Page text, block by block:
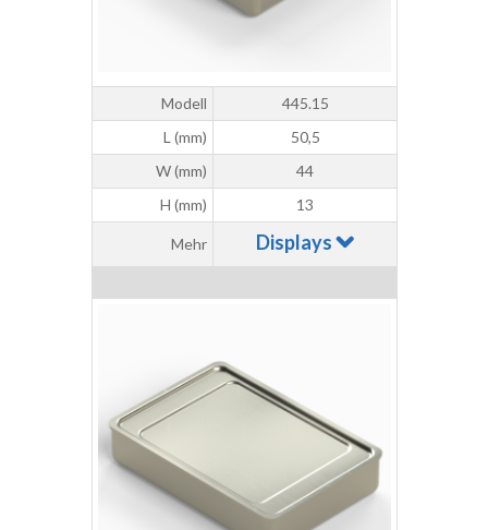
Modell
445.15
L (mm)
50,5
W (mm)
44
H (mm)
13
Mehr Displays